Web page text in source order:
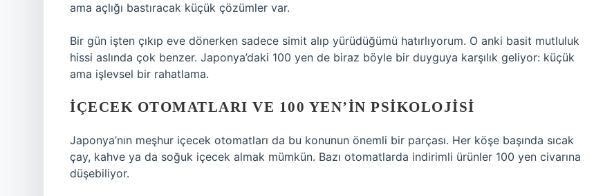
ama açlığı bastıracak küçük çözümler var.
Bir gün işten çıkıp eve dönerken sadece simit alıp yürüdüğümü hatırlıyorum. O anki basit mutluluk
hissi aslında çok benzer. Japonya’daki 100 yen de biraz böyle bir duyguya karşılık geliyor: küçük
ama işlevsel bir rahatlama.
İÇECEK OTOMATLARI VE 100 YEN’IN PSIKOLOJISI
Japonya’nın meşhur içecek otomatları da bu konunun önemli bir parçası. Her köşe başında sıcak
çay, kahve ya da soğuk içecek almak mümkün. Bazı otomatlarda indirimli ürünler 100 yen civarına
düşebiliyor.